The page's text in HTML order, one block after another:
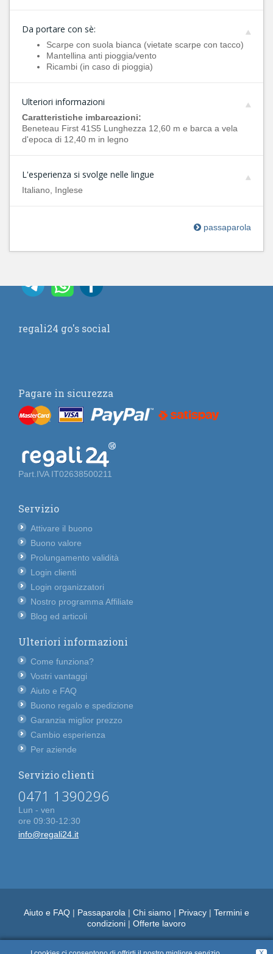
Da portare con sè:
Scarpe con suola bianca (vietate scarpe con tacco)
Mantellina anti pioggia/vento
Ricambi (in caso di pioggia)
Ulteriori informazioni
Caratteristiche imbarcazioni:
Beneteau First 41S5 Lunghezza 12,60 m e barca a vela
d'epoca di 12,40 m in legno
L'esperienza si svolge nelle lingue
Italiano, Inglese
passaparola
regali24 go's social
Pagare in sicurezza
Part.IVA IT02638500211
Servizio
Attivare il buono
Buono valore
Prolungamento validità
Login clienti
Login organizzatori
Nostro programma Affiliate
Blog ed articoli
Ulteriori informazioni
Come funziona?
Vostri vantaggi
Aiuto e FAQ
Buono regalo e spedizione
Garanzia miglior prezzo
Cambio esperienza
Per aziende
Servizio clienti
0471 1390296
Lun - ven
ore 09:30-12:30
info@regali24.it
Aiuto e FAQ | Passaparola | Chi siamo | Privacy | Termini e
condizioni | Offerte lavoro